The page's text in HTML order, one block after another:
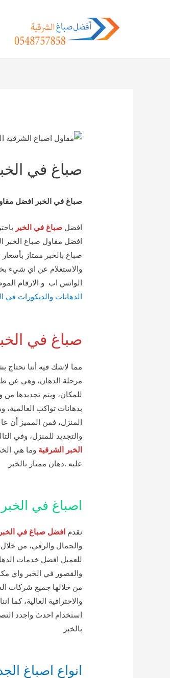
صباغ في
صباغ في الخبر افضل
افضل صباغ في الخير
افضل مقاول صباغ الخبر
صباغ بالخبر ممتاز
والاستعلام عن اي شيء
الواتس اب و الارقام
الدهانات والديكورات في
صباغ في
مما لاشك فيه أننا نحتاج
مرحلة الدهان، وهي عن
للمكان، ويتم تجديدها
بدهانات تواكب
المنزل، فمن المميز أن
والتجديد للمنزل، وفي
الخبر الشرقية وما هي
عليه .دهان ممتاز بالخبر
اصباغ في الخبر
نقدم افضل صباغ في الخبر
والجمال والرقي، من
للعميل افضل خدمات
والقصور في الخبر واي
من خلالها جميع شركات
والاحترافية العالية،
استخدام احدث واجدد
بالخبر
انواع اصباغ